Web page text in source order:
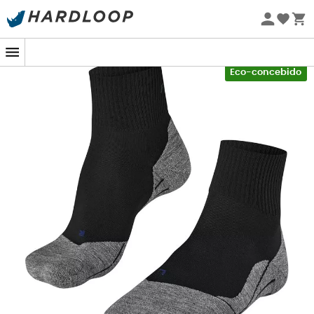
Promoções de verão 🔥 -5% EXTRA a partir de 2 produtos*
Eco-concebido